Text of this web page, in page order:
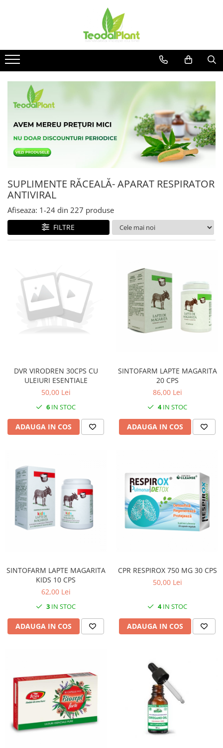
SUPLIMENTE ARTICULATII
ANTIINFLAMATOARE
SUPLIMENTE TONICE
CREME ANTIINFLAMATOARE-
CIRCULAȚIE
SIROPURI
SUPLIMENTE DIABET
SUPLIMENTE DIVERSE
SUPLIMENTE HORMONALE
SUPLIMENTE CARDIO VASCULARE
SUPLIMENTE
HEPATOPROTECTOARE-BILA
SUPLIMENTE MEMORIE SI
CIRCULATIE
SUPLIMENTE SLĂBIRE
SUPLIMENTE VITAMINE ȘI
MINERALE
SUPLIMENTE SOMN DEPRESIE
RESPIRATOR ANTIVIRAL
SUPLIMENTE ANTIOXIDANȚI-
ANTITUMORAL
SUPLIMENTE URO-GENITAL
SUPLIMENTE DETOXIFIERE
ANTIPARAZITARE
SUPLIMENTE IMUNITATE
COSMETICE FAȚĂ
CREME CORP-MASAJ-MAINI -
CALCAIE
GEMODERIVATE
CREME AFECTIUNI PIELE
SUPOZITOARE
TINCTURI
SUPLIMENTE RĂCEALĂ- APARAT RESPIRATOR
ANTIVIRAL
Afiseaza: 1-24 din 227 produse
FILTRE
DVR VIRODREN 30CPS CU
ULEIURI ESENTIALE
50,00 Lei
6 IN STOC
ADAUGA IN COS
SINTOFARM LAPTE MAGARITA
20 CPS
86,00 Lei
4IN STOC
ADAUGA IN COS
SINTOFARM LAPTE MAGARITA
KIDS 10 CPS
62,00 Lei
3 IN STOC
ADAUGA IN COS
CPR RESPIROX 750 MG 30 CPS
50,00 Lei
4IN STOC
ADAUGA IN COS